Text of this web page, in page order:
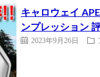
キャロウェイ
ンプレッション
2023年9月26日